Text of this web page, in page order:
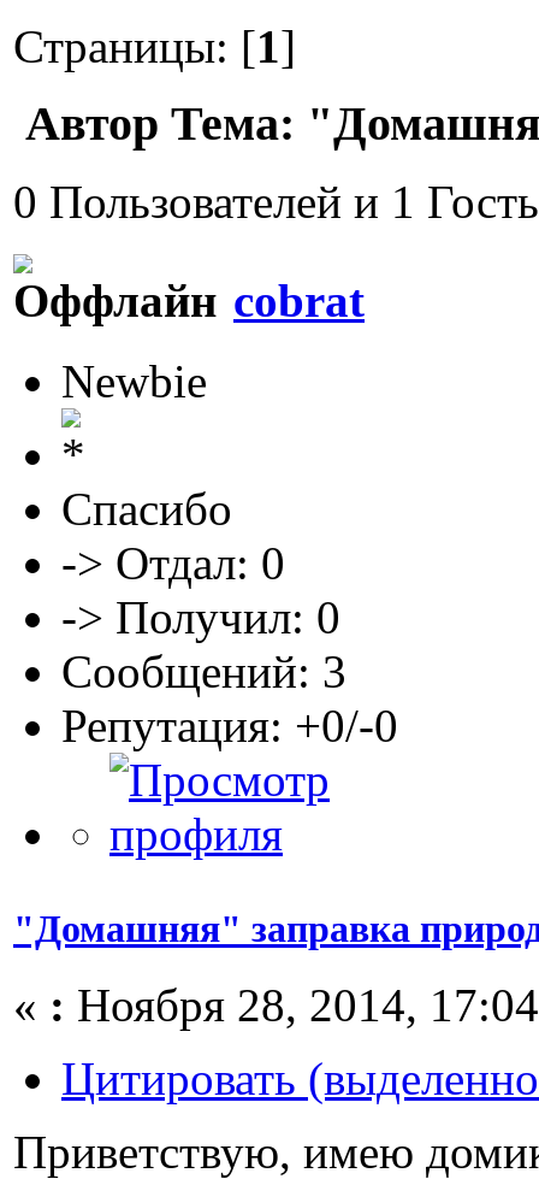
Страницы: [1]
Автор Тема:
0 Пользователей и 1
cobrat
Newbie
Спасибо
-> Отдал: 0
-> Получил: 0
Сообщений: 3
Репутация: +0/-0
"Домашняя" заправка
« : Ноября 28, 2014,
Цитировать
Приветствую, имею